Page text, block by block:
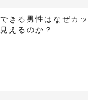
きる男性はなぜカッ
えるのか？